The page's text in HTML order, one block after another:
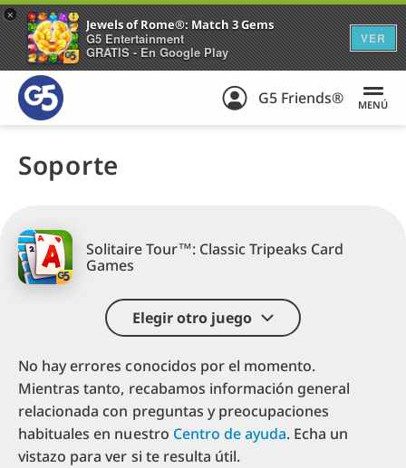
Jewels of Rome®: Match 3 Gems
G5 Entertainment
GRATIS - En Google Play
VER
+
G5 Friends® MENÚ
Soporte
Solitaire Tour™: Classic Tripeaks Card
Games
Elegir otro juego
No hay errores conocidos por el momento.
Mientras tanto, recabamos información general
relacionada con preguntas y preocupaciones
habituales en nuestro Centro de ayuda. Echa un
vistazo para ver si te resulta útil.